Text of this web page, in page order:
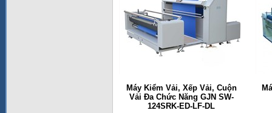
Máy Kiểm Vải, Xếp Vải, Cuộn
Vải Đa Chức Năng GJN SW-
124SRK-ED-LF-DL